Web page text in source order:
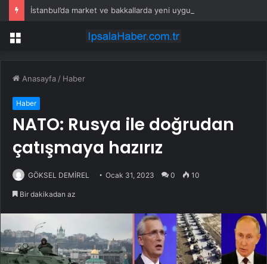
Menü
Anasayfa / Haber
Haber
NATO: Rusya ile doğrudan
çatışmaya hazırız
GÖKSEL DEMİREL Ocak 31, 2023 0 10
Bir dakikadan az